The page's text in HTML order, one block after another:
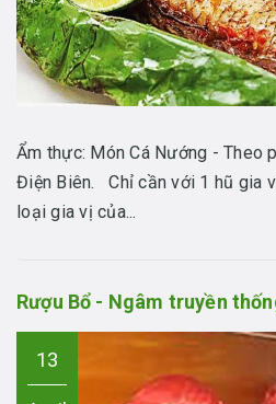
Ẩm thực: Món Cá Nướng - Theo
Điện Biên. Chỉ cần với 1 hũ gia
loại gia vị của...
Rượu Bổ - Ngâm truyền
13